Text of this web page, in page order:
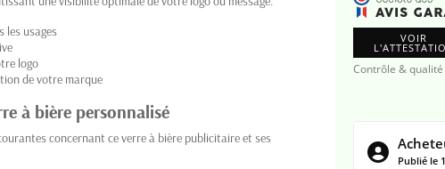
les usages
logo
de votre marque
à bière personnalisé
concernant ce verre à bière publicitaire et ses
VOIR
Contrôle & qualité
Publié le